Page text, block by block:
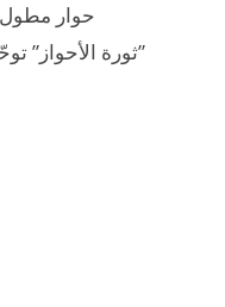
حوار
ثورة الأحواز” توحّد الهتافات برحيل نظام الملالي”